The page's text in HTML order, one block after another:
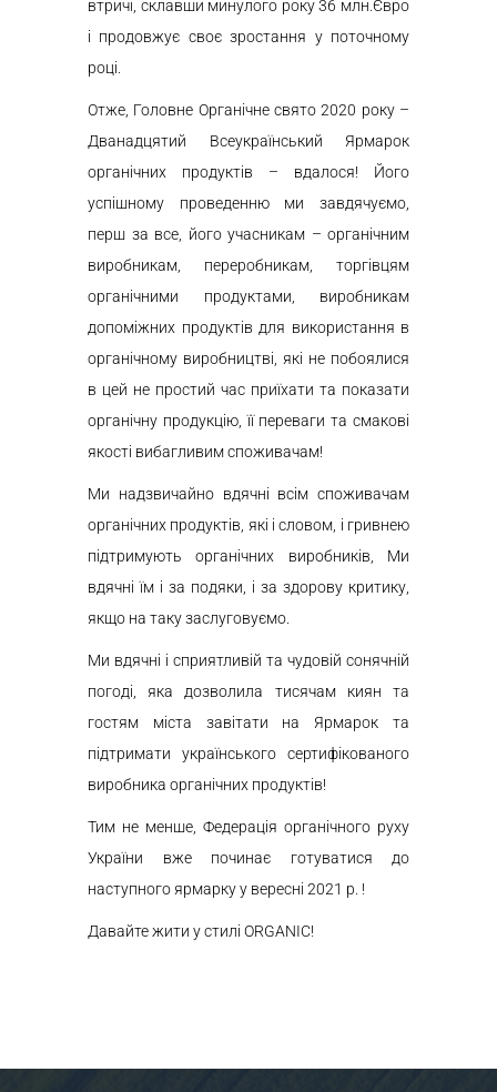
втричі, склавши минулого року 36 млн.Євро
і продовжує своє зростання у поточному
році.
Отже, Головне Органічне свято 2020 року –
Дванадцятий Всеукраїнський Ярмарок
органічних продуктів – вдалося! Його
успішному проведенню ми завдячуємо,
перш за все, його учасникам – органічним
виробникам, переробникам, торгівцям
органічними продуктами, виробникам
допоміжних продуктів для використання в
органічному виробництві, які не побоялися
в цей не простий час приїхати та показати
органічну продукцію, її переваги та смакові
якості вибагливим споживачам!
Ми надзвичайно вдячні всім споживачам
органічних продуктів, які і словом, і гривнею
підтримують органічних виробників, Ми
вдячні їм і за подяки, і за здорову критику,
якщо на таку заслуговуємо.
Ми вдячні і сприятливій та чудовій сонячній
погоді, яка дозволила тисячам киян та
гостям міста завітати на Ярмарок та
підтримати українського сертифікованого
виробника органічних продуктів!
Тим не менше, Федерація органічного руху
України вже починає готуватися до
наступного ярмарку у вересні 2021 р. !
Давайте жити у стилі ORGANIC!